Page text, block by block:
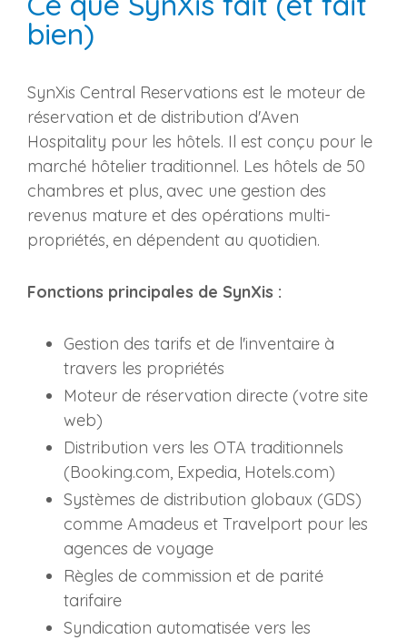
bien)
SynXis Central Reservations est le moteur de
réservation et de distribution d'Aven
Hospitality pour les hôtels. Il est conçu pour le
marché hôtelier traditionnel. Les hôtels de 50
chambres et plus, avec une gestion des
revenus mature et des opérations multi-
propriétés, en dépendent au quotidien.
Fonctions principales de SynXis :
Gestion des tarifs et de l'inventaire à
travers les propriétés
Moteur de réservation directe (votre site
web)
Distribution vers les OTA traditionnels
(Booking.com, Expedia, Hotels.com)
Systèmes de distribution globaux (GDS)
comme Amadeus et Travelport pour les
agences de voyage
Règles de commission et de parité
tarifaire
Syndication automatisée vers les